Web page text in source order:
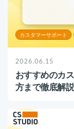
カスタマーサポート
2026.06.15
おすすめのカ
方まで徹底解説